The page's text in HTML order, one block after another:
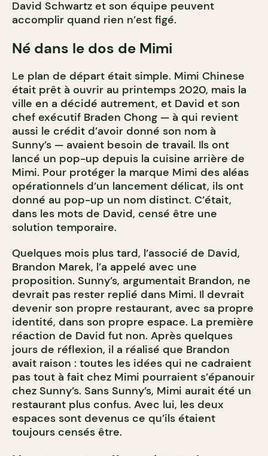
David Schwartz et son équipe peuvent
accomplir quand rien n’est figé.
Né dans le dos de Mimi
Le plan de départ était simple. Mimi Chinese
était prêt à ouvrir au printemps 2020, mais la
ville en a décidé autrement, et David et son
chef exécutif Braden Chong — à qui revient
aussi le crédit d’avoir donné son nom à
Sunny’s — avaient besoin de travail. Ils ont
lancé un pop-up depuis la cuisine arrière de
Mimi. Pour protéger la marque Mimi des aléas
opérationnels d’un lancement délicat, ils ont
donné au pop-up un nom distinct. C’était,
dans les mots de David, censé être une
solution temporaire.
Quelques mois plus tard, l’associé de David,
Brandon Marek, l’a appelé avec une
proposition. Sunny’s, argumentait Brandon, ne
devrait pas rester replié dans Mimi. Il devrait
devenir son propre restaurant, avec sa propre
identité, dans son propre espace. La première
réaction de David fut non. Après quelques
jours de réflexion, il a réalisé que Brandon
avait raison : toutes les idées qui ne cadraient
pas tout à fait chez Mimi pourraient s’épanouir
chez Sunny’s. Sans Sunny’s, Mimi aurait été un
restaurant plus confus. Avec lui, les deux
espaces sont devenus ce qu’ils étaient
toujours censés être.